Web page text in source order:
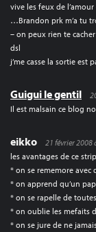
vive les feux de
…Brandon prk m’a tu
– on peux rien te
dsl
j’me casse la sortie est
Guigui le gentil
Il est malsain ce blog
eikko
21 février 2008
les avantages de ce
* on se rememore avec
* on apprend qu’un
* on se rapelle de
* on oublie les mefaits
* on se jure de ne